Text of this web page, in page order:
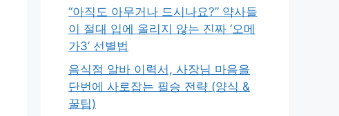
“아직도 아무거나 드시나요?” 약사들
이 절대 입에 올리지 않는 진짜 ‘오메
가3’ 선별법
음식점 알바 이력서, 사장님 마음을
단번에 사로잡는 필승 전략 (양식 &
꿀팁)